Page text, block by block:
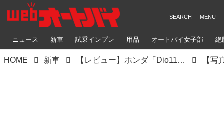
ニュース 新車 試乗インプレ 用品 オートバイ女子部 絶
HOME 新車 【レビュー】ホンダ「Dio110 Lite」インプレ｜国内初試乗！ 使い勝手の良さはそのまま！ 手頃な価格が魅力の新原付